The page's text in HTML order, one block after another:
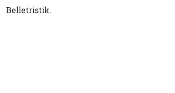
Belletristik.